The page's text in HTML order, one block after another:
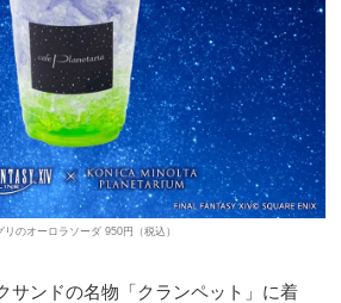
リのオーロラソーダ 950円（税込）
サンドの名物「クランペット」に着